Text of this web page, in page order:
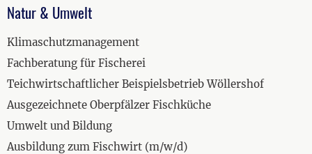
Natur & Umwelt
Klimaschutzmanagement
Fachberatung für Fischerei
Teichwirtschaftlicher Beispielsbetrieb Wöllershof
Ausgezeichnete Oberpfälzer Fischküche
Umwelt und Bildung
Ausbildung zum Fischwirt (m/w/d)